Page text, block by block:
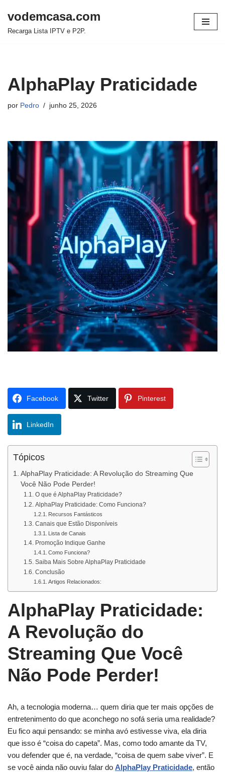
Pular
vodemcasa.com
Recarga Lista IPTV e P2P.
AlphaPlay Praticidade
por Pedro junho 25, 2026
Facebook Twitter Pinterest
LinkedIn
Tópicos
AlphaPlay Praticidade: A Revolução do Streaming Que
Você Não Pode Perder!
O que é AlphaPlay Praticidade?
AlphaPlay Praticidade: Como Funciona?
Recursos Fantásticos
Canais que Estão Disponíveis
Lista de Canais
Promoção Indique Ganhe
Como Funciona?
Saiba Mais Sobre AlphaPlay Praticidade
Conclusão
Artigos Relacionados:
AlphaPlay Praticidade:
A Revolução do
Streaming Que Você
Não Pode Perder!
Ah, a tecnologia moderna… quem diria que ter mais opções de
entretenimento do que aconchego no sofá seria uma realidade?
Eu fico aqui pensando: se minha avó estivesse viva, ela diria
que isso é “coisa do capeta”. Mas, como todo amante da TV,
vou defender que é, na verdade, “coisa de quem sabe viver”. E
se você ainda não ouviu falar do AlphaPlay Praticidade, então